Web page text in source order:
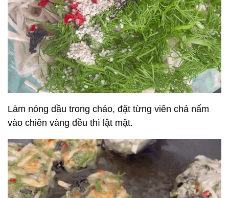
Làm nóng dầu trong chảo, đặt từng viên chả nấm
vào chiên vàng đều thì lật mặt.